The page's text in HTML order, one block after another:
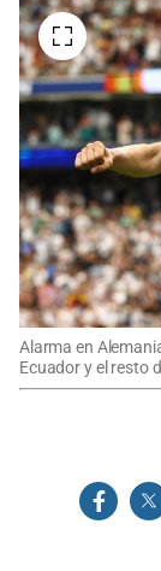
Alarma en
Ecuador y el resto